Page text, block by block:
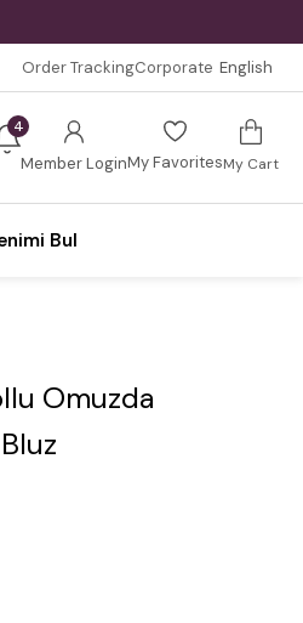
Order TrackingCorporate English
4
Member LoginMy FavoritesMy Cart
Bul
Omuzda